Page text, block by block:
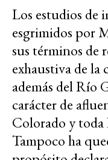
Los estudios de
esgrimidos por
sus términos de
exhaustiva de la
además del Río
carácter de
Colorado y toda
Tampoco ha